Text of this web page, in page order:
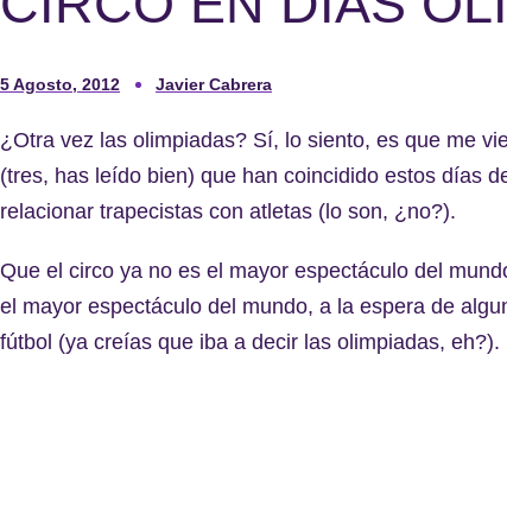
5 Agosto, 2012 Javier Cabrera
¿Otra vez las olimpiadas? Sí, lo siento, es que me
(tres, has leído bien) que han coincidido estos días
relacionar trapecistas con atletas (lo son, ¿no?).
Que el circo ya no es el mayor espectáculo del
el mayor espectáculo del mundo, a la espera de
fútbol (ya creías que iba a decir las olimpiadas, eh?).